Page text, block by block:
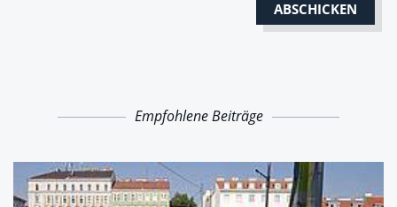
Empfohlene Beiträge